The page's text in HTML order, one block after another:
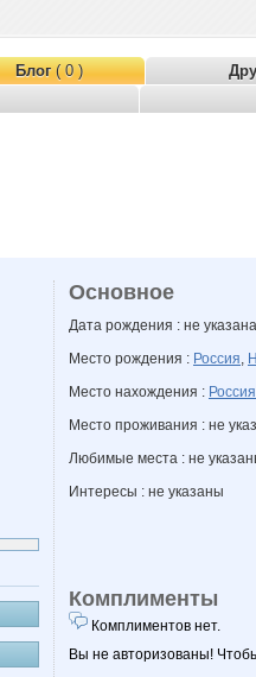
Блог( 0 )
Основное
Дата рождения : не указана
Место рождения : Россия,
Место нахождения : Россия
Место проживания : не
Любимые места : не
Интересы : не указаны
Комплименты
Комплиментов нет.
Вы не авторизованы!